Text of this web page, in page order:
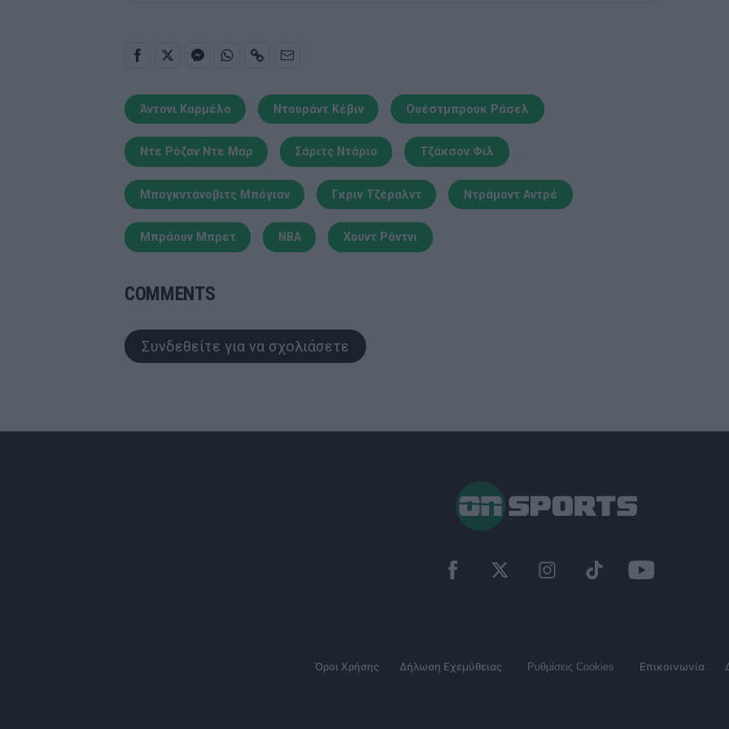
Άντονι Καρμέλο Ντουράντ Κέβιν Ουέστμπρουκ Ράσελ
Ντε Ρόζαν Ντε Μαρ Σάριτς Ντάριο Τζάκσον Φιλ
Μπογκντάνοβιτς Μπόγιαν Γκριν Τζέραλντ Ντράμοντ Αντρέ
Μπράουν Μπρετ NBA Χουντ Ρόντνι
COMMENTS
Συνδεθείτε για να σχολιάσετε
Όροι Χρήσης Δήλωση Εχεμύθειας Ρυθμίσεις Cookies Επικοινωνία